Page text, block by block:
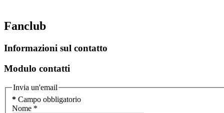
Fanclub
Informazioni sul contatto
Modulo contatti
Invia un'email
* Campo obbligatorio
Nome *